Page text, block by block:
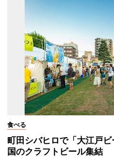
食べる
町田シバヒロで「大江戸
国のクラフトビール集結